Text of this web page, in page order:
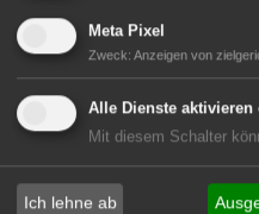
Kientzler Jungpflanzen
Meta Pixel
Zweck: Anzeigen von
Alle Dienste aktivieren
Mit diesem Schalter
Ich lehne ab